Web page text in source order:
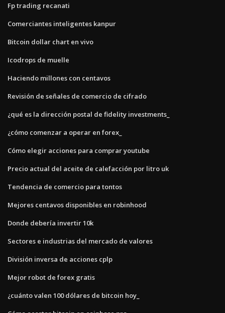
Fp trading recanati
Comerciantes inteligentes kanpur
Bitcoin dollar chart en vivo
Icodrops de muelle
Haciendo millones con centavos
Revisión de señales de comercio de cifrado
¿qué es la dirección postal de fidelity investments_
¿cómo comenzar a operar en forex_
Cómo elegir acciones para comprar youtube
Precio actual del aceite de calefacción por litro uk
Tendencia de comercio para tontos
Mejores centavos disponibles en robinhood
Donde debería invertir 10k
Sectores e industrias del mercado de valores
División inversa de acciones cplp
Mejor robot de forex gratis
¿cuánto valen 100 dólares de bitcoin hoy_